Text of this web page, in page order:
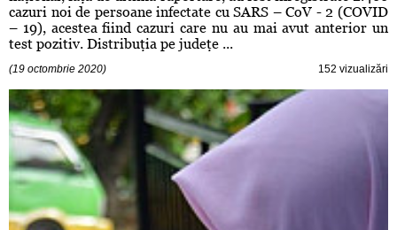
cazuri noi de persoane infectate cu SARS – CoV - 2 (COVID
– 19), acestea fiind cazuri care nu au mai avut anterior un
test pozitiv. Distribuţia pe judeţe ...
(19 octombrie 2020) 152 vizualizări